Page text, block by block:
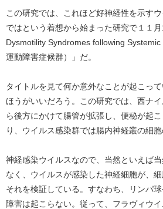
この研究では、これほど好神経性を示す
ではという着想から始まった研究で１１
Dysmotility Syndromes following
運動障害症候群）」だ。
タイトルを見て何か意外なことが起こっ
ほうがいいだろう。この研究では、西ナ
ら後方にかけて腸管が拡張し、便秘が起
り、ウイルス感染群では腸内神経叢の細
神経感染ウイルスなので、当然といえば
なく、ウイルスが感染した神経細胞が、
それを検証している。すなわち、リンパ
障害は起こらない。従って、フラヴィウ